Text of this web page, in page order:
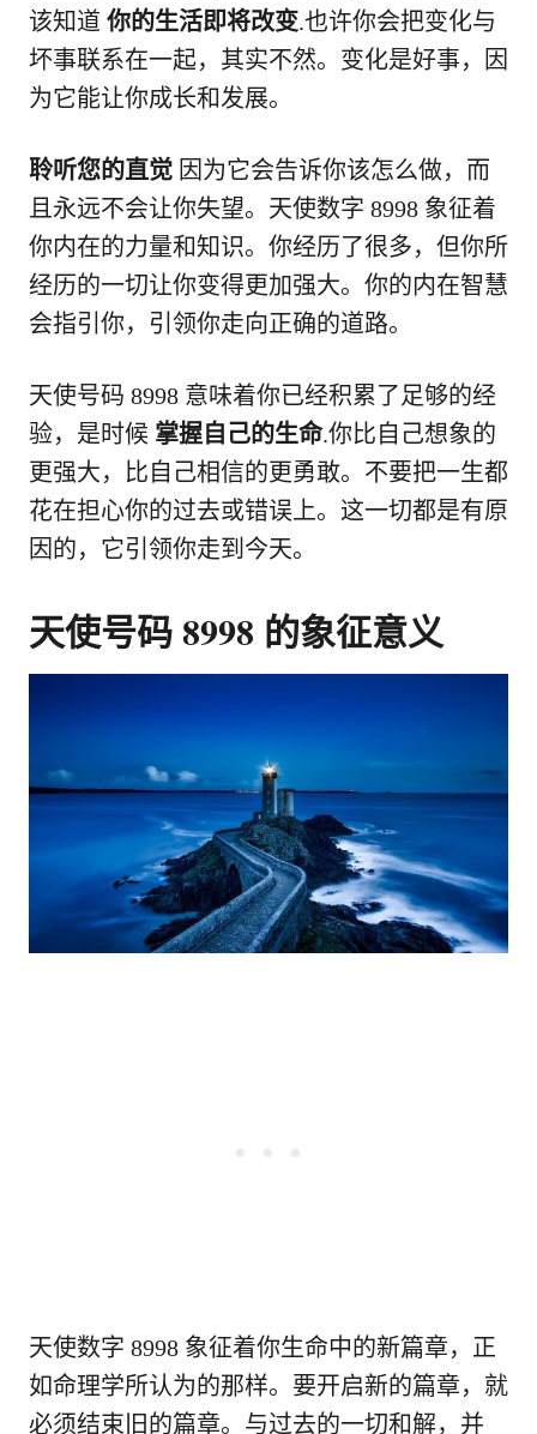
该知道 你的生活即将改变.也许你会把变化与
坏事联系在一起，其实不然。变化是好事，因
为它能让你成长和发展。
聆听您的直觉 因为它会告诉你该怎么做，而
且永远不会让你失望。天使数字 8998 象征着
你内在的力量和知识。你经历了很多，但你所
经历的一切让你变得更加强大。你的内在智慧
会指引你，引领你走向正确的道路。
天使号码 8998 意味着你已经积累了足够的经
验，是时候 掌握自己的生命.你比自己想象的
更强大，比自己相信的更勇敢。不要把一生都
花在担心你的过去或错误上。这一切都是有原
因的，它引领你走到今天。
天使号码 8998 的象征意义
天使数字 8998 象征着你生命中的新篇章，正
如命理学所认为的那样。要开启新的篇章，就
必须结束旧的篇章。与过去的一切和解，并